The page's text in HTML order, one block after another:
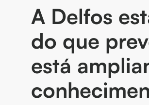
A Delfos
do que
está